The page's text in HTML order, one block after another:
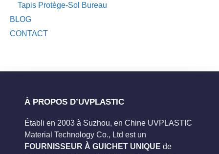
Tapis Protège-Sol Bureau
BLOG
CONTACT
À PROPOS D’UVPLASTIC
Établi en 2003 à Suzhou, en Chine UVPLASTIC
Material Technology Co., Ltd est un
FOURNISSEUR À GUICHET UNIQUE de